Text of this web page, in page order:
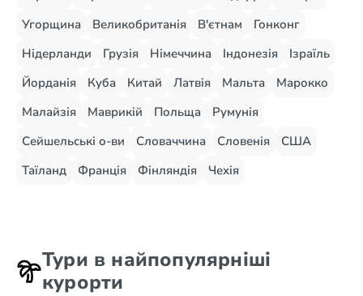
Угорщина
Великобританія В'єтнам
Гонконг
Нідерланди
Грузія Німеччина Індонезія
Ізраїль
Йорданія
Куба Китай Латвія Мальта
Марокко
Малайзія
Маврикій Польща
Румунія
Сейшельські о-ви
Словаччина Словенія
США
Таїланд
Франція Фінляндія Чехія
Тури в найпопулярніші
курорти